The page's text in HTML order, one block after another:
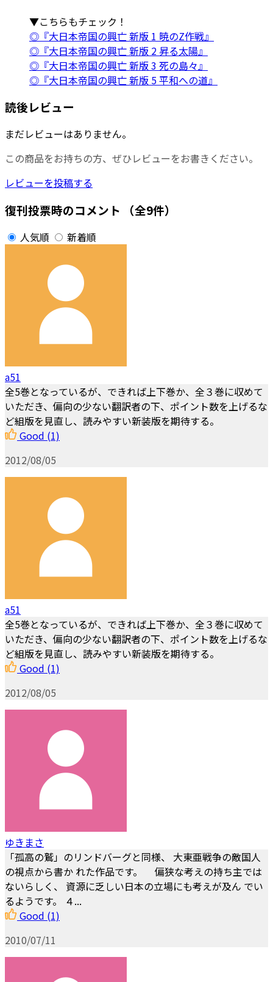
▼こちらもチェック！
◎『大日本帝国の興亡 新版 1 暁のZ作戦』
◎『大日本帝国の興亡 新版 2 昇る太陽』
◎『大日本帝国の興亡 新版 3 死の島々』
◎『大日本帝国の興亡 新版 5 平和への道』
読後レビュー
まだレビューはありません。
この商品をお持ちの方、ぜひレビューをお書きください。
レビューを投稿する
復刊投票時のコメント （全9件）
人気順 新着順
a51
全5巻となっているが、できれば上下巻か、全３巻に収めて
いただき、偏向の少ない翻訳者の下、ポイント数を上げるな
ど組版を見直し、読みやすい新装版を期待する。
Good (1)
2012/08/05
a51
全5巻となっているが、できれば上下巻か、全３巻に収めて
いただき、偏向の少ない翻訳者の下、ポイント数を上げるな
ど組版を見直し、読みやすい新装版を期待する。
Good (1)
2012/08/05
ゆきまさ
「孤高の鷲」のリンドバーグと同様、 大東亜戦争の敵国人
の視点から書か れた作品です。 偏狭な考えの持ち主では
ないらしく、 資源に乏しい日本の立場にも考えが及ん でい
るようです。 ４...
Good (1)
2010/07/11